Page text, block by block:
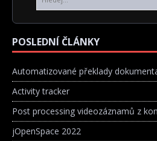
POSLEDNÍ ČLÁNKY
Automatizované překlady
Activity tracker
Post processing videozáznamů z
jOpenSpace 2022